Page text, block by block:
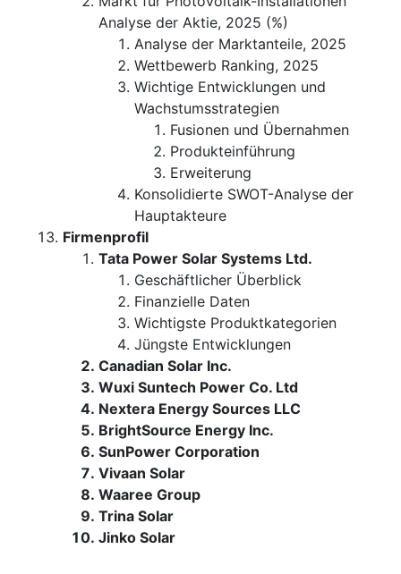
Analyse der Aktie, 2025 (%)
Analyse der Marktanteile, 2025
Wettbewerb Ranking, 2025
Wichtige Entwicklungen und
Wachstumsstrategien
Fusionen und Übernahmen
Produkteinführung
Erweiterung
Konsolidierte SWOT-Analyse der
Hauptakteure
Firmenprofil
Tata Power Solar Systems Ltd.
Geschäftlicher Überblick
Finanzielle Daten
Wichtigste Produktkategorien
Jüngste Entwicklungen
Canadian Solar Inc.
Wuxi Suntech Power Co. Ltd
Nextera Energy Sources LLC
BrightSource Energy Inc.
SunPower Corporation
Vivaan Solar
Waaree Group
Trina Solar
Jinko Solar